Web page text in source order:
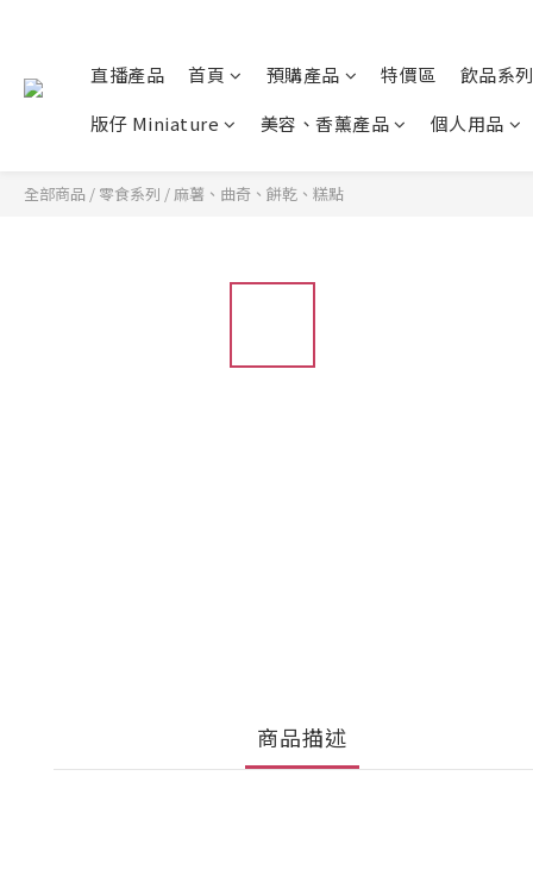
直播產品 首頁 預購產品 特價區 飲品系列
版仔 Miniature
美容、香薰產品 個人用品
全部商品 / 零食系列 /麻薯、曲奇、餅乾、糕點
商品描述